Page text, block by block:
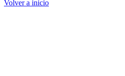
Volver a inicio